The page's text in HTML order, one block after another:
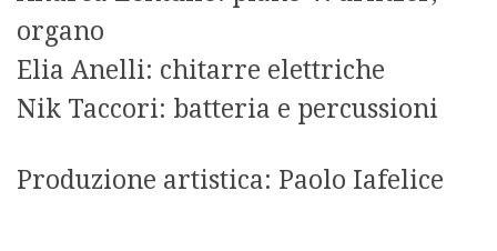
organo
Elia Anelli: chitarre elettriche
Nik Taccori: batteria e percussioni
Produzione artistica: Paolo Iafelice